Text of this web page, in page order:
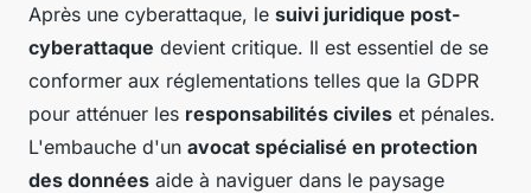
Après une cyberattaque, le suivi juridique post-
cyberattaque devient critique. Il est essentiel de se
conformer aux réglementations telles que la GDPR
pour atténuer les responsabilités civiles et pénales.
L'embauche d'un avocat spécialisé en protection
des données aide à naviguer dans le paysage